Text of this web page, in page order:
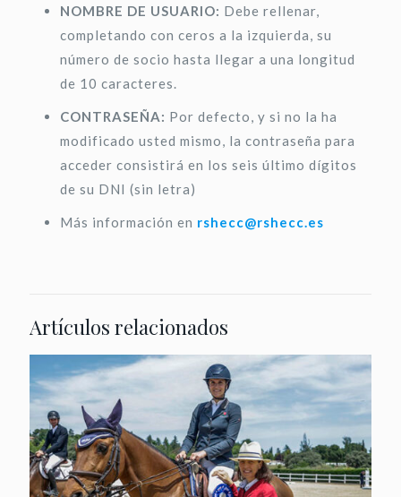
NOMBRE DE USUARIO: Debe rellenar,
completando con ceros a la izquierda, su
número de socio hasta llegar a una longitud
de 10 caracteres.
CONTRASEÑA: Por defecto, y si no la ha
modificado usted mismo, la contraseña para
acceder consistirá en los seis último dígitos
de su DNI (sin letra)
Más información en rshecc@rshecc.es
Artículos relacionados